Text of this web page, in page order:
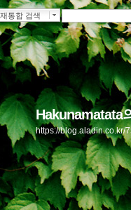
통합 검색
Hakunamatata
https://blog.aladin.co.kr/